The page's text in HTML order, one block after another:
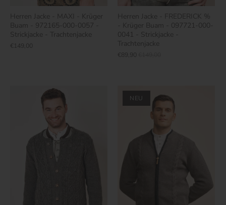
Herren Jacke - MAXI - Krüger
Buam - 972165-000-0057 -
Strickjacke - Trachtenjacke
€149,00
Herren Jacke - FREDERICK %
- Krüger Buam - 097721-000-
0041 - Strickjacke -
Trachtenjacke
€89,90
NEU